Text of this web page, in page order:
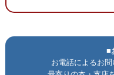
■
お電話によるお